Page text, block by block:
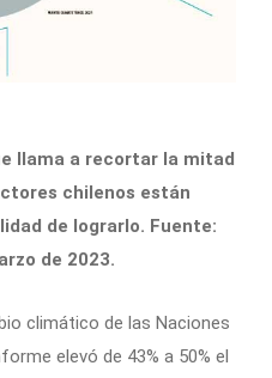
llama a recortar la mitad
chilenos están
de lograrlo. Fuente:
de 2023.
climático de las Naciones
elevó de 43% a 50% el